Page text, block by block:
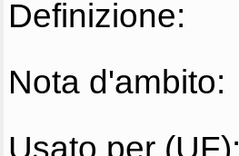
Definizione:
Nota d'ambito:
Usato per (UF):